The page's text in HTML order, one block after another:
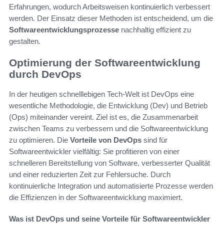
Erfahrungen, wodurch Arbeitsweisen kontinuierlich verbessert
werden. Der Einsatz dieser Methoden ist entscheidend, um die
Softwareentwicklungsprozesse nachhaltig effizient zu
gestalten.
Optimierung der Softwareentwicklung
durch DevOps
In der heutigen schnelllebigen Tech-Welt ist DevOps eine
wesentliche Methodologie, die Entwicklung (Dev) und Betrieb
(Ops) miteinander vereint. Ziel ist es, die Zusammenarbeit
zwischen Teams zu verbessern und die Softwareentwicklung
zu optimieren. Die Vorteile von DevOps sind für
Softwareentwickler vielfältig: Sie profitieren von einer
schnelleren Bereitstellung von Software, verbesserter Qualität
und einer reduzierten Zeit zur Fehlersuche. Durch
kontinuierliche Integration und automatisierte Prozesse werden
die Effizienzen in der Softwareentwicklung maximiert.
Was ist DevOps und seine Vorteile für Softwareentwickler